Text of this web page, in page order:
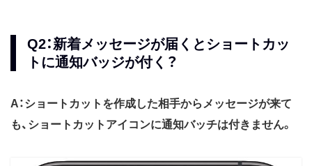
Q2：新着メッセージが届くとショートカッ
トに通知バッジが付く？
A：ショートカットを作成した相手からメッセージが来て
も、ショートカットアイコンに通知バッチは付きません。